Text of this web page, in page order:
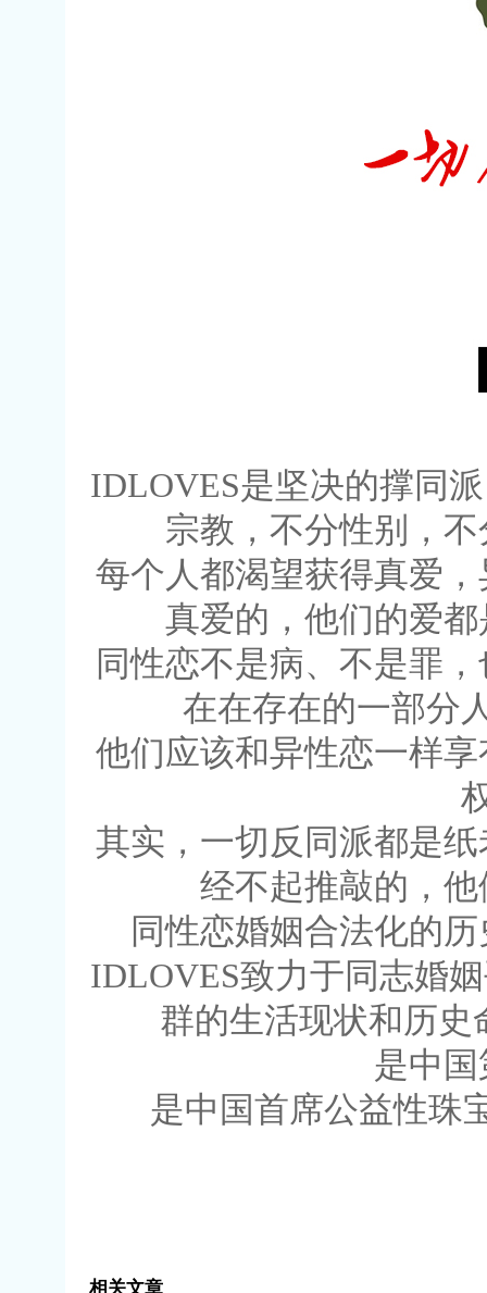
IDLOVES是坚决的撑同
宗教，不分性别，
每个人都渴望获得真爱
真爱的，他们的爱
同性恋不是病、不是罪
在在存在的一部分
他们应该和异性恋一样
其实，一切反同派都是
经不起推敲的，
同性恋婚姻合法化的
IDLOVES致力于同志婚
群的生活现状和历
是中
是中国首席公益性珠
相关文章